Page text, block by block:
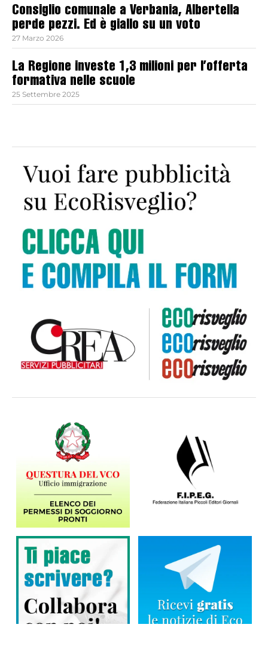
Consiglio comunale a Verbania, Albertella
perde pezzi. Ed è giallo su un voto
27 Marzo 2026
La Regione investe 1,3 milioni per l’offerta
formativa nelle scuole
25 Settembre 2025